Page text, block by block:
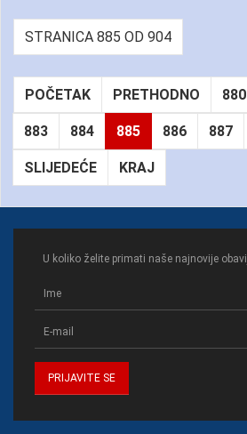
STRANICA 885 OD 904
POČETAK PRETHODNO 880
883 884 885 886 887
SLIJEDEĆE KRAJ
U koliko želite primati naše najnovije